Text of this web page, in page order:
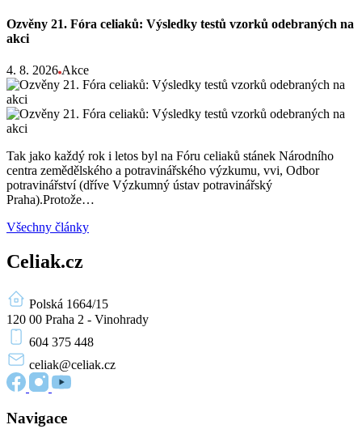
Ozvěny 21. Fóra celiaků: Výsledky testů vzorků odebraných na
akci
4. 8. 2026 Akce
Tak jako každý rok i letos byl na Fóru celiaků stánek Národního
centra zemědělského a potravinářského výzkumu, vvi, Odbor
potravinářství (dříve Výzkumný ústav potravinářský
Praha).Protože…
Všechny články
Celiak.cz
Polská 1664/15
120 00 Praha 2 - Vinohrady
604 375 448
celiak@celiak.cz
Navigace